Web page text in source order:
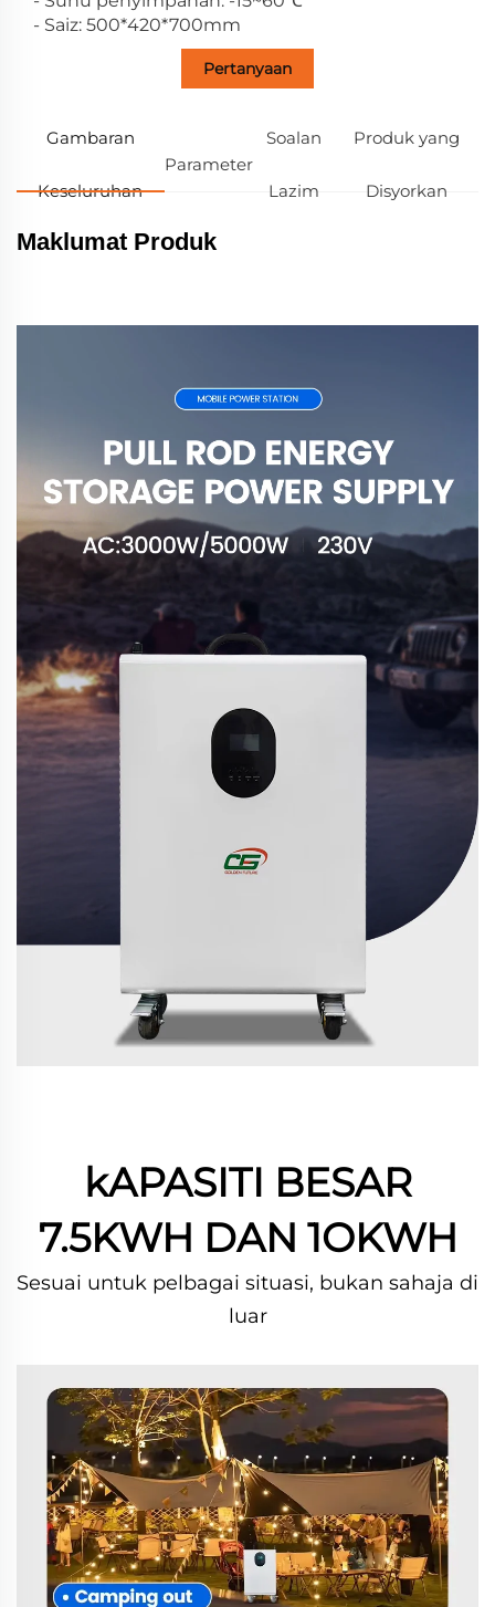
- Saiz: 500*420*700mm
Pertanyaan
Gambaran
Keseluruhan
Parameter
Soalan
Lazim
Produk yang
Disyorkan
Maklumat Produk
kAPASITI BESAR
7.5KWH DAN 1OKWH
Sesuai untuk pelbagai situasi, bukan sahaja di
luar